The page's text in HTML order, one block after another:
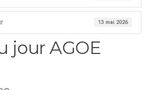
13 mai 2026
jour AGOE